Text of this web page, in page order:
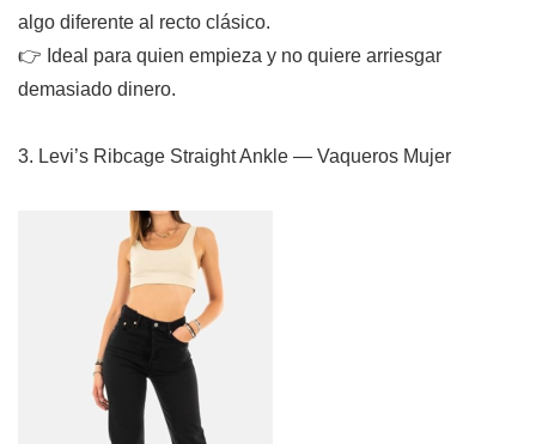
algo diferente al recto clásico.
👉 Ideal para quien empieza y no quiere arriesgar
demasiado dinero.
3. Levi’s Ribcage Straight Ankle — Vaqueros Mujer